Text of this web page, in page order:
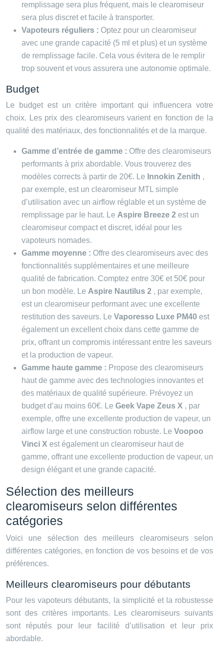
remplissage sera plus fréquent, mais le clearomiseur
sera plus discret et facile à transporter.
Vapoteurs réguliers : Optez pour un clearomiseur
avec une grande capacité (5 ml et plus) et un système
de remplissage facile. Cela vous évitera de le remplir
trop souvent et vous assurera une autonomie optimale.
Budget
Le budget est un critère important qui influencera votre
choix. Les prix des clearomiseurs varient en fonction de la
qualité des matériaux, des fonctionnalités et de la marque.
Gamme d’entrée de gamme : Offre des clearomiseurs
performants à prix abordable. Vous trouverez des
modèles corrects à partir de 20€. Le Innokin Zenith ,
par exemple, est un clearomiseur MTL simple
d’utilisation avec un airflow réglable et un système de
remplissage par le haut. Le Aspire Breeze 2 est un
clearomiseur compact et discret, idéal pour les
vapoteurs nomades.
Gamme moyenne : Offre des clearomiseurs avec des
fonctionnalités supplémentaires et une meilleure
qualité de fabrication. Comptez entre 30€ et 50€ pour
un bon modèle. Le Aspire Nautilus 2 , par exemple,
est un clearomiseur performant avec une excellente
restitution des saveurs. Le Vaporesso Luxe PM40 est
également un excellent choix dans cette gamme de
prix, offrant un compromis intéressant entre les saveurs
et la production de vapeur.
Gamme haute gamme : Propose des clearomiseurs
haut de gamme avec des technologies innovantes et
des matériaux de qualité supérieure. Prévoyez un
budget d’au moins 60€. Le Geek Vape Zeus X , par
exemple, offre une excellente production de vapeur, un
airflow large et une construction robuste. Le Voopoo
Vinci X est également un clearomiseur haut de
gamme, offrant une excellente production de vapeur, un
design élégant et une grande capacité.
Sélection des meilleurs
clearomiseurs selon différentes
catégories
Voici une sélection des meilleurs clearomiseurs selon
différentes catégories, en fonction de vos besoins et de vos
préférences.
Meilleurs clearomiseurs pour débutants
Pour les vapoteurs débutants, la simplicité et la robustesse
sont des critères importants. Les clearomiseurs suivants
sont réputés pour leur facilité d’utilisation et leur prix
abordable.